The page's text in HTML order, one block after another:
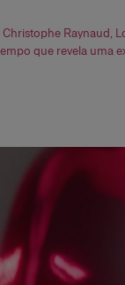
Raynaud,
que revela uma